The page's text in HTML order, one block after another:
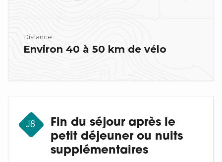
Distance
Environ 40 à 50 km de vélo
J8
Fin du séjour après le
petit déjeuner ou nuits
supplémentaires